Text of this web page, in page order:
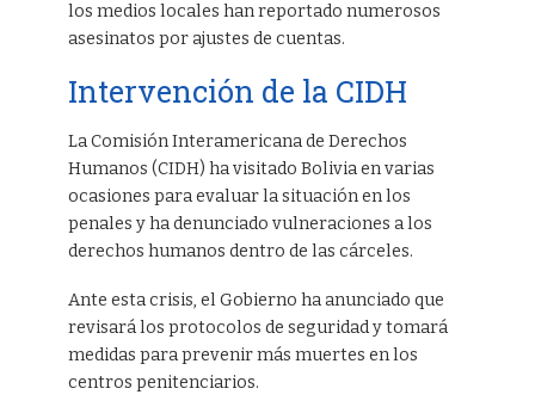
los medios locales han reportado numerosos
asesinatos por ajustes de cuentas.
Intervención de la CIDH
La Comisión Interamericana de Derechos
Humanos (CIDH) ha visitado Bolivia en varias
ocasiones para evaluar la situación en los
penales y ha denunciado vulneraciones a los
derechos humanos dentro de las cárceles.
Ante esta crisis, el Gobierno ha anunciado que
revisará los protocolos de seguridad y tomará
medidas para prevenir más muertes en los
centros penitenciarios.